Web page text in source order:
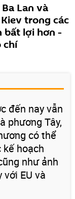
Lan và
trong các
bất lợi hơn -
chí
đến nay vẫn
phương Tây,
có thể
hoạch
như ảnh
EU và